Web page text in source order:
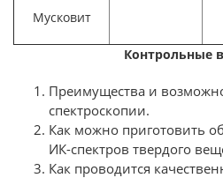
Мусковит
Контрольные
Преимущества и
спектроскопии.
Как можно приготовить
ИК-спектров твердого
Как проводится